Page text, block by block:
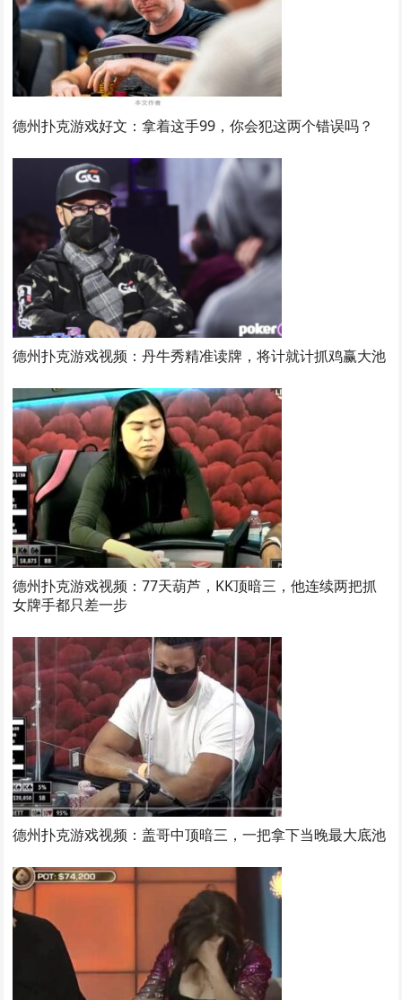
德州扑克游戏好文：拿着这手99，你会犯这两个错误吗？
德州扑克游戏视频：丹牛秀精准读牌，将计就计抓鸡赢大池
德州扑克游戏视频：77天葫芦，KK顶暗三，他连续两把抓
女牌手都只差一步
德州扑克游戏视频：盖哥中顶暗三，一把拿下当晚最大底池